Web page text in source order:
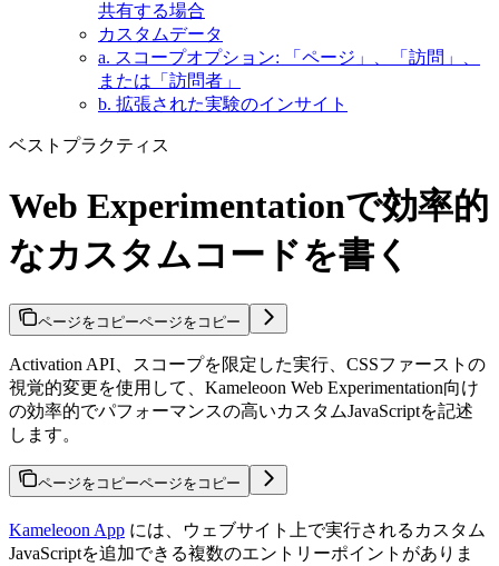
共有する場合
カスタムデータ
a. スコープオプション: 「ページ」、「訪問」、
または「訪問者」
b. 拡張された実験のインサイト
ベストプラクティス
Web Experimentationで効率的
なカスタムコードを書く
ページをコピーページをコピー
Activation API、スコープを限定した実行、CSSファーストの
視覚的変更を使用して、Kameleoon Web Experimentation向け
の効率的でパフォーマンスの高いカスタムJavaScriptを記述
します。
ページをコピーページをコピー
Kameleoon App には、ウェブサイト上で実行されるカスタム
JavaScriptを追加できる複数のエントリーポイントがありま